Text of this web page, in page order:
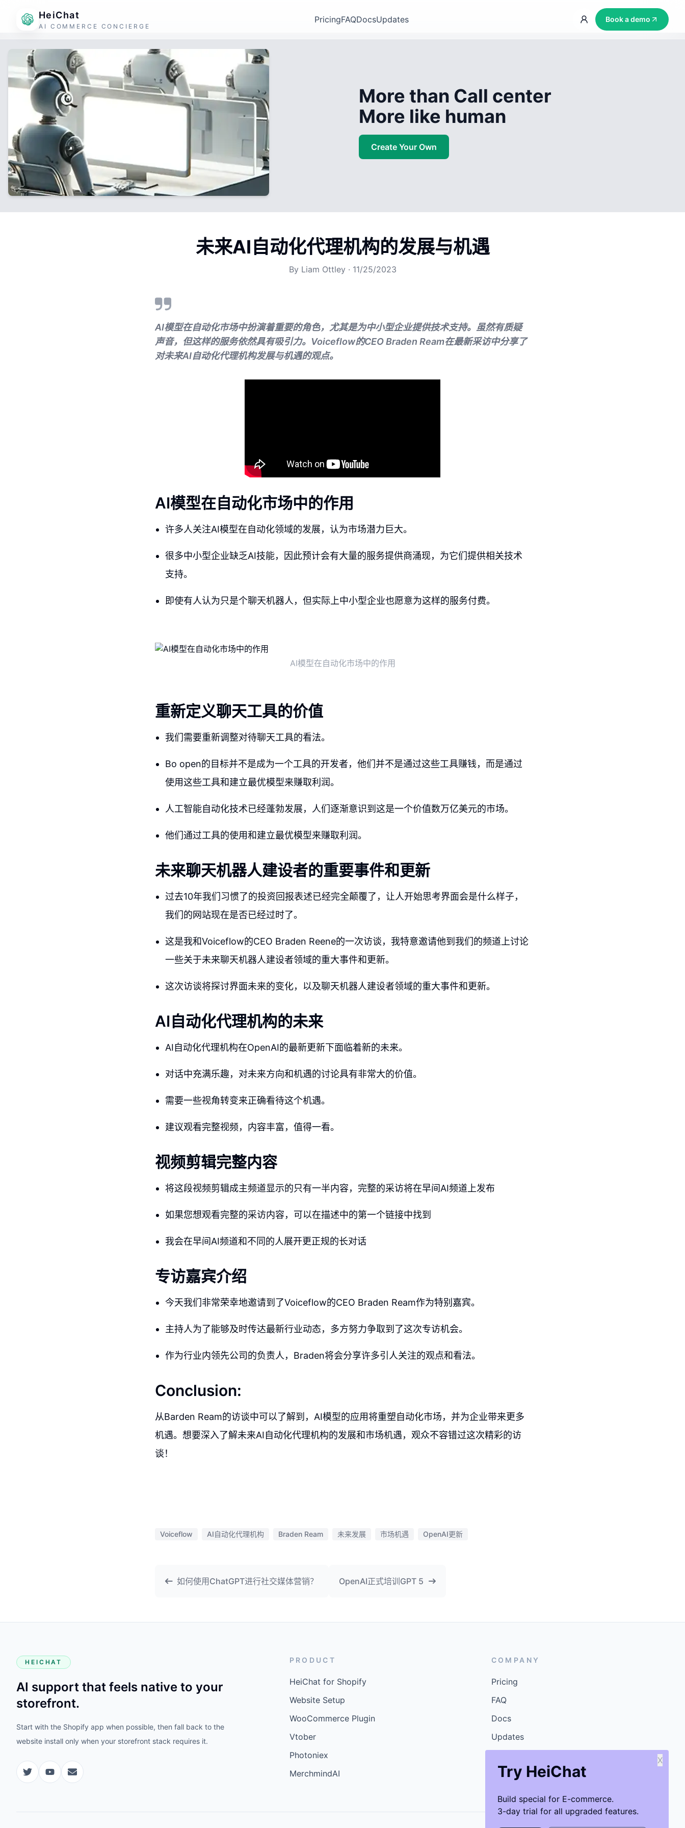
HeiChat
AI COMMERCE CONCIERGE
PricingFAQDocsUpdates Book a demo
More than Call center
More like human
Create Your Own
未来AI自动化代理机构的发展与机遇
By Liam Ottley · 11/25/2023
AI模型在自动化市场中扮演着重要的角色，尤其是为中小型企业提供技术支持。虽然有质疑
声音，但这样的服务依然具有吸引力。Voiceflow的CEO Braden Ream在最新采访中分享了
对未来AI自动化代理机构发展与机遇的观点。
AI模型在自动化市场中的作用
许多人关注AI模型在自动化领域的发展，认为市场潜力巨大。
很多中小型企业缺乏AI技能，因此预计会有大量的服务提供商涌现，为它们提供相关技术
支持。
即使有人认为只是个聊天机器人，但实际上中小型企业也愿意为这样的服务付费。
AI模型在自动化市场中的作用
重新定义聊天工具的价值
我们需要重新调整对待聊天工具的看法。
Bo open的目标并不是成为一个工具的开发者，他们并不是通过这些工具赚钱，而是通过
使用这些工具和建立最优模型来赚取利润。
人工智能自动化技术已经蓬勃发展，人们逐渐意识到这是一个价值数万亿美元的市场。
他们通过工具的使用和建立最优模型来赚取利润。
未来聊天机器人建设者的重要事件和更新
过去10年我们习惯了的投资回报表述已经完全颠覆了，让人开始思考界面会是什么样子，
我们的网站现在是否已经过时了。
这是我和Voiceflow的CEO Braden Reene的一次访谈，我特意邀请他到我们的频道上讨论
一些关于未来聊天机器人建设者领域的重大事件和更新。
这次访谈将探讨界面未来的变化，以及聊天机器人建设者领域的重大事件和更新。
AI自动化代理机构的未来
AI自动化代理机构在OpenAI的最新更新下面临着新的未来。
对话中充满乐趣，对未来方向和机遇的讨论具有非常大的价值。
需要一些视角转变来正确看待这个机遇。
建议观看完整视频，内容丰富，值得一看。
视频剪辑完整内容
将这段视频剪辑成主频道显示的只有一半内容，完整的采访将在早间AI频道上发布
如果您想观看完整的采访内容，可以在描述中的第一个链接中找到
我会在早间AI频道和不同的人展开更正规的长对话
专访嘉宾介绍
今天我们非常荣幸地邀请到了Voiceflow的CEO Braden Ream作为特别嘉宾。
主持人为了能够及时传达最新行业动态，多方努力争取到了这次专访机会。
作为行业内领先公司的负责人，Braden将会分享许多引人关注的观点和看法。
Conclusion:
从Barden Ream的访谈中可以了解到，AI模型的应用将重塑自动化市场，并为企业带来更多
机遇。想要深入了解未来AI自动化代理机构的发展和市场机遇，观众不容错过这次精彩的访
谈！
Try HeiChat
Build special for E-commerce.
3-day trial for all upgraded features.
X
Voiceflow AI自动化代理机构 Braden Ream 未来发展 市场机遇 OpenAI更新
如何使用ChatGPT进行社交媒体营销？ OpenAI正式培训GPT 5
HEICHAT
AI support that feels native to your
storefront.
Start with the Shopify app when possible, then fall back to the
website install only when your storefront stack requires it.
PRODUCT
HeiChat for Shopify
Website Setup
WooCommerce Plugin
Vtober
Photoniex
MerchmindAI
COMPANY
Pricing
FAQ
Docs
Updates